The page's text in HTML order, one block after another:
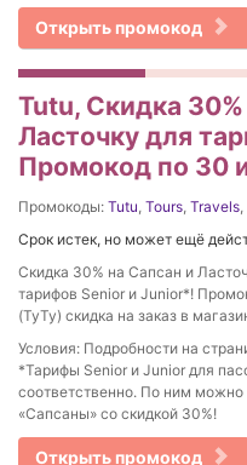
Открыть промокод
Tutu, Скидка
Ласточку для
Промокод по 30
Промокоды: Tutu Tours Travels
Срок истек, но может ещё
Скидка 30% на Сапсан и
тарифов Senior и Junior*!
(ТуТу) скидка на заказ в
Условия: Подробности на
*Тарифы Senior и Junior для
соответственно. По ним можно
«Сапсаны» со скидкой 30%!
Открыть промокод